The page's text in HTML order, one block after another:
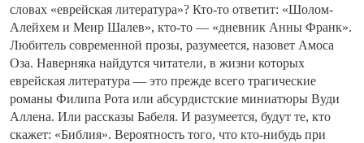
словах «еврейская литература»? Кто-то ответит: «Шолом-
Алейхем и Меир Шалев», кто-то — «дневник Анны Франк».
Любитель современной прозы, разумеется, назовет Амоса
Оза. Наверняка найдутся читатели, в жизни которых
еврейская литература — это прежде всего трагические
романы Филипа Рота или абсурдистские миниатюры Вуди
Аллена. Или рассказы Бабеля. И разумеется, будут те, кто
скажет: «Библия». Вероятность того, что кто-нибудь при